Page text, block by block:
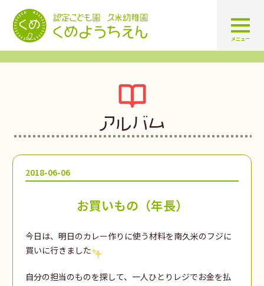
認定こども園 学校法人久米幼
メニュー
アルバム
2018-06-06
お買いもの（年長）
今日は、明日のカレー作りに使う材料を南久米のフジに
買いに行きました
自分の担当のものを探して、一人ひとりレジでお金を払